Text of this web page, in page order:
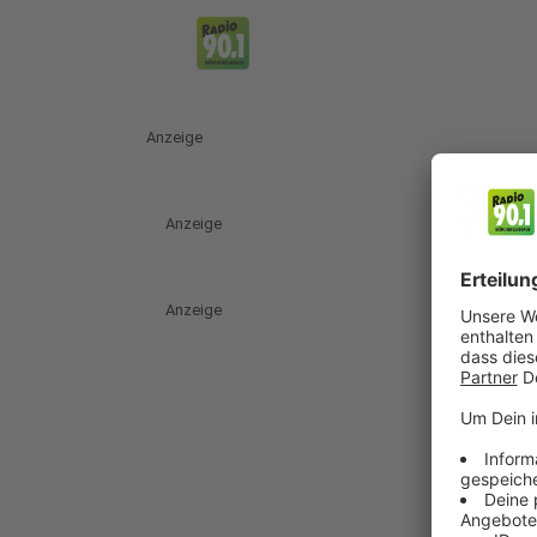
Anzeige
Anzeige
Anzeige